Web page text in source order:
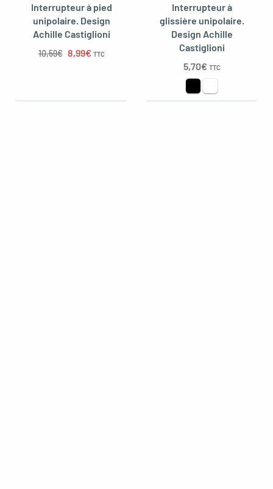
Interrupteur à pied
unipolaire. Design
Achille Castiglioni
10,59€ Le prix initial était : 10,59€.
8,99€Le prix actuel est : 8,99€.
TTC
Interrupteur à
glissière unipolaire.
Design Achille
Castiglioni
5,70€ TTC
menu